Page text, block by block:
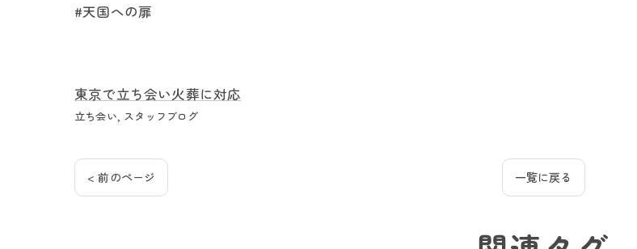
#天国への扉
東京で立ち会い火葬に対応
立ち会い スタッフブログ
< 前のページ 一覧に戻る